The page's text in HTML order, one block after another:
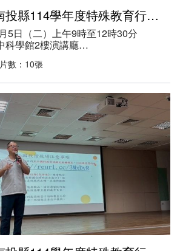
堂實踐經驗，以達有效教學之成效。
、學習內容、學習表現與學生差異性需
教學模式與策略，激發特殊教育與藝
機與潛能，進而實踐「自發」、「互
。
。
【114年8月】南投縣114學年度特殊教育行政業務說明會-學前階段場
5日（二）上午9時至12時30分
科學館2樓演講廳
下各國小附設幼兒園、各鄉鎮市立幼
，請指派特教業務承辦人1人出席（如
人請務必出席）。
殊教育行政工作業務，促進本縣特殊
各項特殊教育業務行政工作，落實各項
學生權益。
相關資源，提供各級學校相關行政支持
數：10張